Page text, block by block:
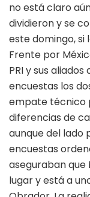
no está claro
dividieron y se
este domingo, si
Frente por
PRI y sus
encuestas los
empate técnico
diferencias de
aunque del lado
encuestas
aseguraban que
lugar y está a